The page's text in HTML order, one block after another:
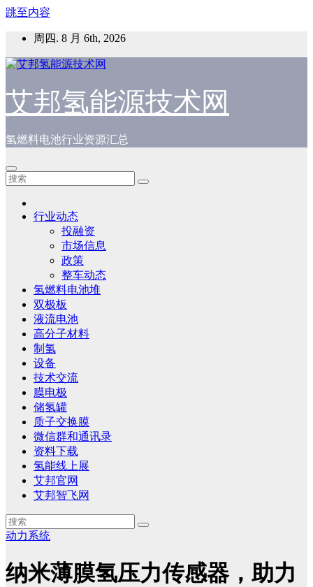
跳至内容
周四. 8 月 6th, 2026
艾邦氢能源技术网
氢燃料电池行业资源汇总
行业动态
投融资
市场信息
政策
整车动态
氢燃料电池堆
双极板
液流电池
高分子材料
制氢
设备
技术交流
膜电极
储氢罐
质子交换膜
微信群和通讯录
资料下载
氢能线上展
艾邦官网
艾邦智飞网
动力系统
纳米薄膜氢压力传感器，助力